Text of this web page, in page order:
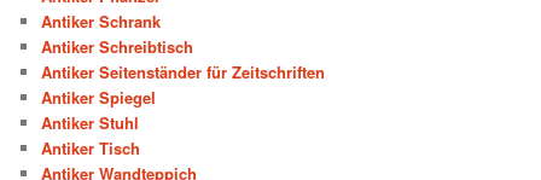
Antiker Schrank
Antiker Schreibtisch
Antiker Seitenständer für Zeitschriften
Antiker Spiegel
Antiker Stuhl
Antiker Tisch
Antiker Wandteppich